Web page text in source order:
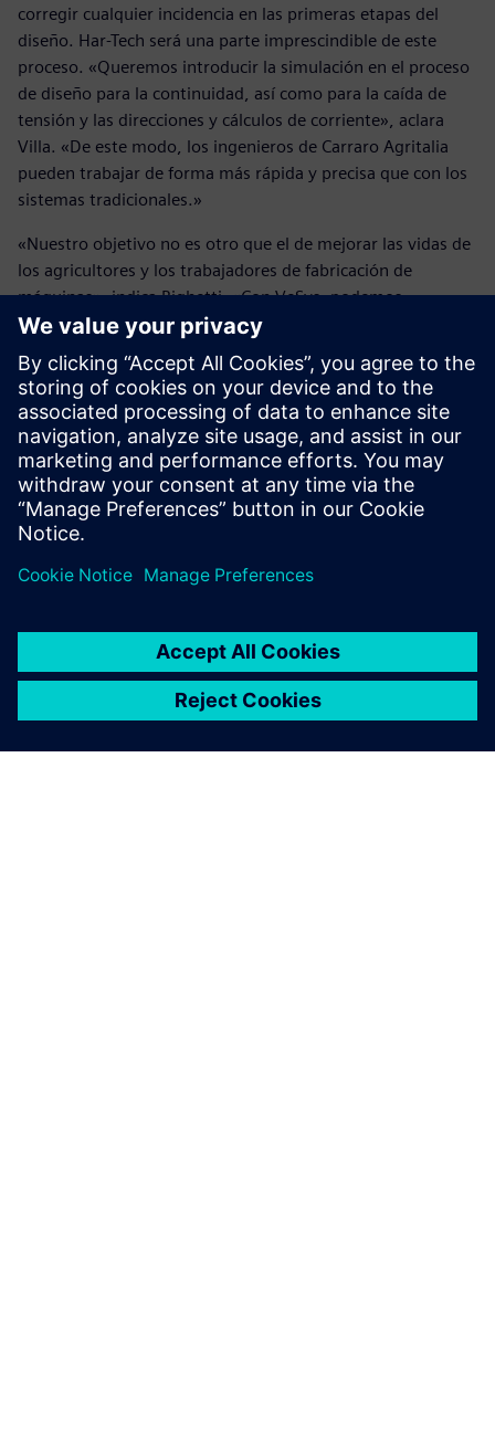
corregir cualquier incidencia en las primeras etapas del
diseño. Har-Tech será una parte imprescindible de este
proceso. «Queremos introducir la simulación en el proceso
de diseño para la continuidad, así como para la caída de
tensión y las direcciones y cálculos de corriente», aclara
Villa. «De este modo, los ingenieros de Carraro Agritalia
pueden trabajar de forma más rápida y precisa que con los
sistemas tradicionales.»
«Nuestro objetivo no es otro que el de mejorar las vidas de
los agricultores y los trabajadores de fabricación de
máquinas», indica Righetti. «Con VeSys, podemos
comercializar máquinas de calidad rápidamente, reducir los
gastos operativos y los riesgos y cumplir con nuestra
promesa de reducción de emisiones y aumento de la
eficiencia.»